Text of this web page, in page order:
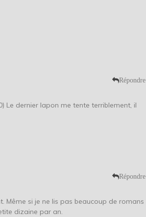
Répondre
Le dernier lapon me tente terriblement, il
Répondre
Même si je ne lis pas beaucoup de romans
dizaine par an.